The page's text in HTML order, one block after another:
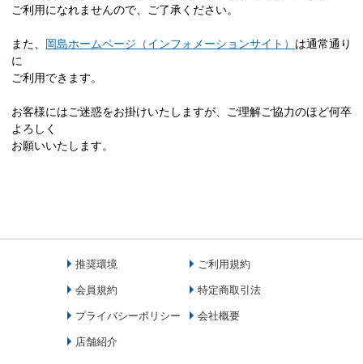
ご利用になれませんので、ご了承ください。
また、 岡島ホームページ（インフォメーションサイト） は通常通り
に
ご利用できます。
お客様にはご迷惑をお掛けいたしますが、ご理解ご協力のほど何卒
よろしく
お願いいたします。
推奨環境 ご利用規約
会員規約 特定商取引法
プライバシーポリシー 会社概要
店舗紹介